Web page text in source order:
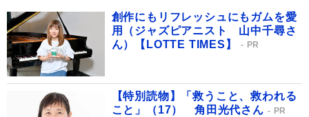
創作にもリフレッシュにもガムを愛
用（ジャズピアニスト 山中千尋さ
ん）【LOTTE TIMES】
PR
【特別読物】「救うこと、救われる
こと」（17） 角田光代さん
PR